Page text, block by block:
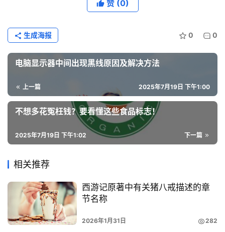
赞 (0)
0 0
生成海报
电脑显示器中间出现黑线原因及解决方法
上一篇 2025年7月19日 下午1:00
不想多花冤枉钱？要看懂这些食品标志！
下一篇
2025年7月19日 下午1:02
相关推荐
西游记原著中有关猪八戒描述的章
节名称
2026年1月31日 282